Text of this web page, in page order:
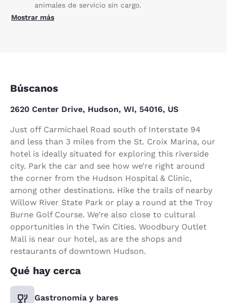
animales de servicio sin cargo.
Mostrar más
Búscanos
2620 Center Drive, Hudson, WI, 54016, US
Just off Carmichael Road south of Interstate 94
and less than 3 miles from the St. Croix Marina, our
hotel is ideally situated for exploring this riverside
city. Park the car and see how we’re right around
the corner from the Hudson Hospital & Clinic,
among other destinations. Hike the trails of nearby
Willow River State Park or play a round at the Troy
Burne Golf Course. We’re also close to cultural
opportunities in the Twin Cities. Woodbury Outlet
Mall is near our hotel, as are the shops and
restaurants of downtown Hudson.
Qué hay cerca
Gastronomía y bares